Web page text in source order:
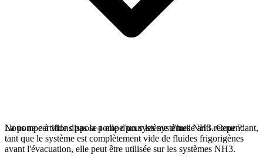
Nous ne certifions pas la pompe pour les systèmes NH3. Cependant,
tant que le système est complètement vide de fluides frigorigènes
avant l'évacuation, elle peut être utilisée sur les systèmes NH3.
La pompe à vide dispose-t-elle d'un système d'huile anti-retour ?